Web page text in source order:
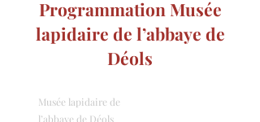
Programmation Musée
lapidaire de l’abbaye de
Déols
Musée lapidaire de
l’abbaye de Déols